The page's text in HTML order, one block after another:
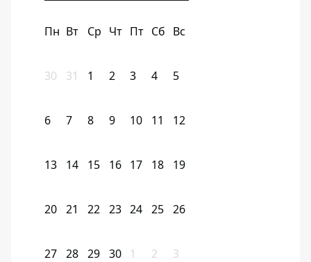
Пн Вт Ср Чт Пт Сб Вс
30 31 1 2 3 4 5
6 7 8 9 10 11 12
13 14 15 16 17 18 19
20 21 22 23 24 25 26
27 28 29 30 1 2 3